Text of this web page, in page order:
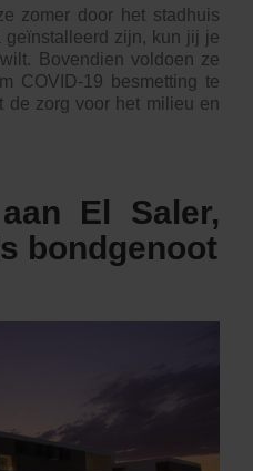
zomer door het stadhuis
geïnstalleerd zijn, kun jij je
Bovendien voldoen ze
COVID-19 besmetting te
de zorg voor het milieu en
El Saler,
bondgenoot